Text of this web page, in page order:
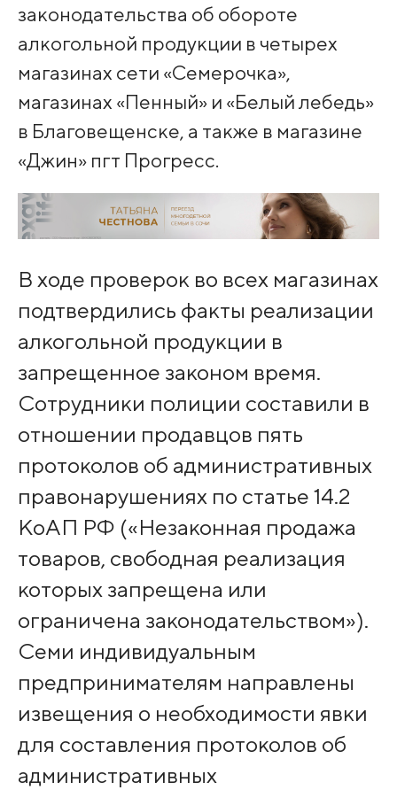
законодательства об обороте
алкогольной продукции в четырех
магазинах сети «Семерочка»,
магазинах «Пенный» и «Белый лебедь»
в Благовещенске, а также в магазине
«Джин» пгт Прогресс.
В ходе проверок во всех магазинах
подтвердились факты реализации
алкогольной продукции в
запрещенное законом время.
Сотрудники полиции составили в
отношении продавцов пять
протоколов об административных
правонарушениях по статье 14.2
КоАП РФ («Незаконная продажа
товаров, свободная реализация
которых запрещена или
ограничена законодательством»).
Семи индивидуальным
предпринимателям направлены
извещения о необходимости явки
для составления протоколов об
административных